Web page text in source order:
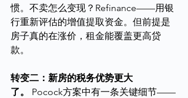
惯。不卖怎么变现？Refinance——用银
行重新评估的增值提取资金。但前提是
房子真的在涨价，租金能覆盖更高贷
款。
转变二：新房的税务优势更大
了。
Pocock方案中有一条关键细节——